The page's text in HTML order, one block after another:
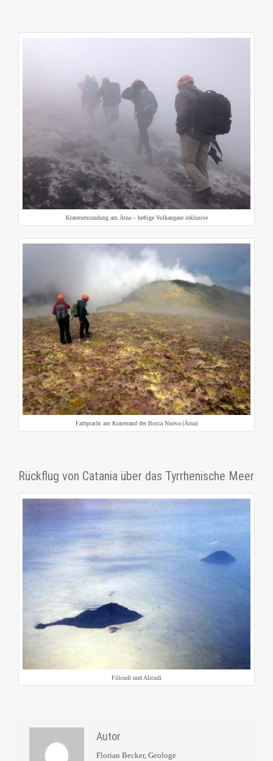
Kraterumrundung am Ätna – heftige Vulkangase inklusive
Farbpracht am Kraterrand der Bocca Nuova (Ätna)
Rückflug von Catania über das Tyrrhenische Meer
Filicudi und Alicudi
Autor
Florian Becker, Geologe